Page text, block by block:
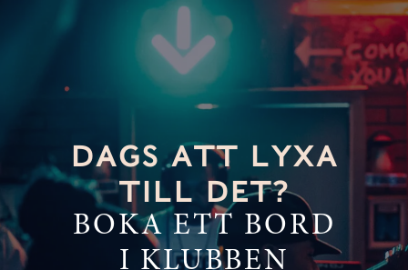
DAGS ATT LYXA
TILL DET?
BOKA ETT BORD
I KLUBBEN